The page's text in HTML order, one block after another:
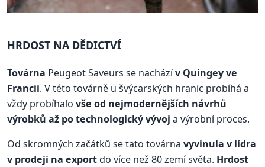
HRDOST NA DĚDICTVÍ
Továrna Peugeot Saveurs se nacházív Quingey ve
Francii. V této továrně u švýcarských hranic probíhá a
vždy probíhalo vše od nejmodernějších návrhů
výrobků až po technologický vývoj a výrobní proces.
Od skromných začátků se tato továrna vyvinula v lídra
v prodeji na export do více než 80 zemí světa. Hrdost